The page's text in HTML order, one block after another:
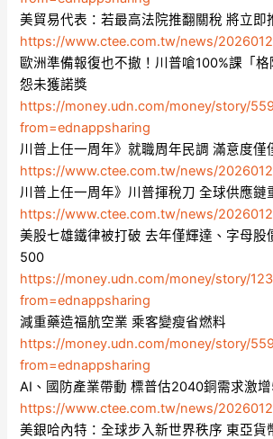
美貿易代表：若最高法院推翻關稅 將立即
https://www.ctee.com.tw/news/
歐洲準備報復也不撤！川普嗆100%課「
怨未獲諾獎
https://money.udn.com/money/story/
from=ednappsharing
川普上任一周年》就職周年民調 滿意度僅
https://www.ctee.com.tw/news/
川普上任一周年》川普揮稅刀 全球供應鏈
https://www.ctee.com.tw/news/
美股七雄鐵律被打破 去年僅輝達、字母股
500
https://money.udn.com/money/story/
from=ednappsharing
減重藥造福航空業 乘客變瘦省燃料
https://money.udn.com/money/story/
from=ednappsharing
AI、國防產業帶動 標普估2040銅需求激
https://www.ctee.com.tw/news/
美銀哈內特：全球步入新世界秩序 東亞貨